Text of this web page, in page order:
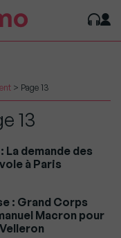
> Page 13
13
demande des
à Paris
: Grand Corps
Macron pour